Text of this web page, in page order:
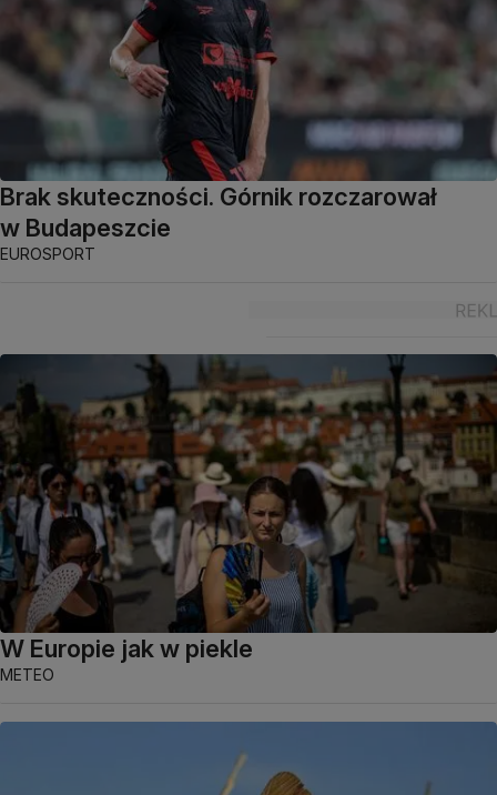
Brak skuteczności. Górnik rozczarował
w Budapeszcie
EUROSPORT
W Europie jak w piekle
METEO